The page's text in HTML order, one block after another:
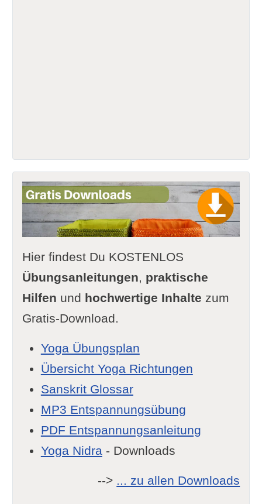
Hier findest Du KOSTENLOS
Übungsanleitungen, praktische
Hilfen und hochwertige Inhalte zum
Gratis-Download.
Yoga Übungsplan
Übersicht Yoga Richtungen
Sanskrit Glossar
MP3 Entspannungsübung
PDF Entspannungsanleitung
Yoga Nidra- Downloads
--> ... zu allen Downloads